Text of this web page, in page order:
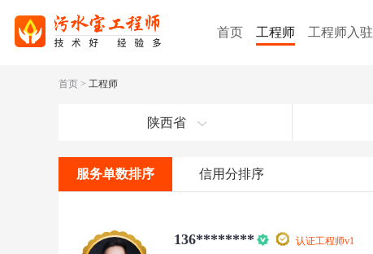
首页 工程师 工程师入驻
首页 > 工程师
陕西省
服务单数排序 信用分排序
136******** 认证工程师v1